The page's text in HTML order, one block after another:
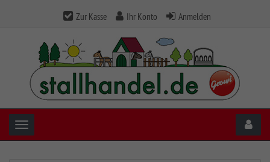
Zur Kasse Ihr Konto Anmelden
Toggle navigation